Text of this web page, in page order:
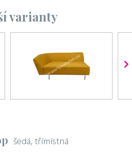
varianty
šedá, třímístná